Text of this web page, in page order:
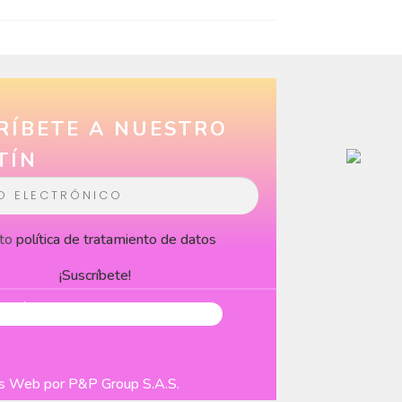
A NUESTRO
política de tratamiento de datos
¡Suscríbete!
Web por P&P Group S.A.S.